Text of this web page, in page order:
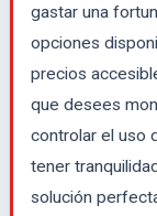
gastar una
opciones
precios
que desees
controlar el uso
tener
solución